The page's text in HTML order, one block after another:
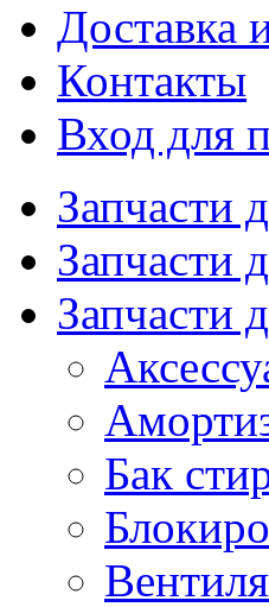
Доставка
Контакты
Вход для
Запчасти
Запчасти
Запчасти
Бак